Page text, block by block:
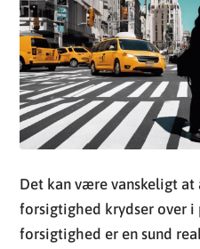
Det kan være vanskeligt at
forsigtighed krydser over i
forsigtighed er en sund